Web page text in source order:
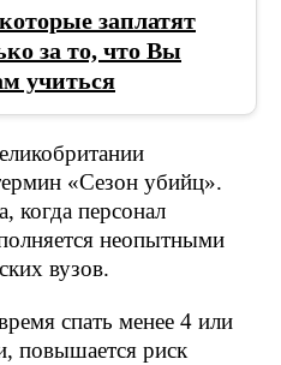
заплатят
за то, что Вы
учиться
«Сезон убийц».
когда персонал
неопытными
вузов.
спать менее 4 или
повышается риск